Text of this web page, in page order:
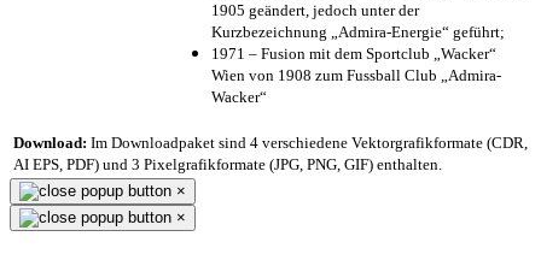
1905 geändert, jedoch unter der
Kurzbezeichnung „Admira-Energie“ geführt;
1971 – Fusion mit dem Sportclub „Wacker“
Wien von 1908 zum Fussball Club „Admira-
Wacker“
Download: Im Downloadpaket sind 4 verschiedene Vektorgrafikformate (CDR,
AI EPS, PDF) und 3 Pixelgrafikformate (JPG, PNG, GIF) enthalten.
×
×